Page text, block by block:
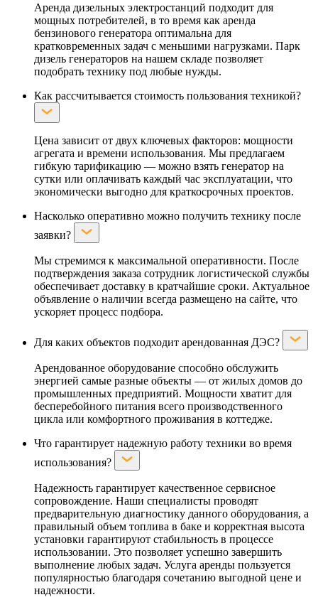
Аренда дизельных электростанций подходит для
мощных потребителей, в то время как аренда
бензинового генератора оптимальна для
кратковременных задач с меньшими нагрузками. Парк
дизель генераторов на нашем складе позволяет
подобрать технику под любые нужды.
Как рассчитывается стоимость пользования техникой?
Цена зависит от двух ключевых факторов: мощности
агрегата и времени использования. Мы предлагаем
гибкую тарификацию — можно взять генератор на
сутки или оплачивать каждый час эксплуатации, что
экономически выгодно для краткосрочных проектов.
Насколько оперативно можно получить технику после
заявки?
Мы стремимся к максимальной оперативности. После
подтверждения заказа сотрудник логистической службы
обеспечивает доставку в кратчайшие сроки. Актуальное
объявление о наличии всегда размещено на сайте, что
ускоряет процесс подбора.
Для каких объектов подходит арендованная ДЭС?
Арендованное оборудование способно обслужить
энергией самые разные объекты — от жилых домов до
промышленных предприятий. Мощности хватит для
бесперебойного питания всего производственного
цикла или комфортного проживания в коттедже.
Что гарантирует надежную работу техники во время
использования?
Надежность гарантирует качественное сервисное
сопровождение. Наши специалисты проводят
предварительную диагностику данного оборудования, а
правильный объем топлива в баке и корректная высота
установки гарантируют стабильность в процессе
использовании. Это позволяет успешно завершить
выполнение любых задач. Услуга аренды пользуется
популярностью благодаря сочетанию выгодной цене и
надежности.